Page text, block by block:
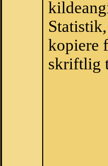
kopiere
skriftlig